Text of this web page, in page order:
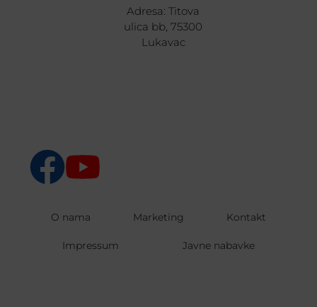
Adresa: Titova
ulica bb, 75300
Lukavac
O nama Marketing Kontakt
Impressum Javne nabavke